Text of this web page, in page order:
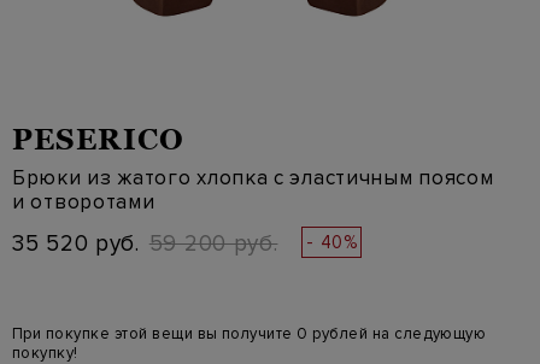
PESERICO
Брюки из жатого хлопка с эластичным поясом
и отворотами
35 520 руб. 59 200 руб. - 40%
При покупке этой вещи вы получите 0 рублей на следующую
покупку!